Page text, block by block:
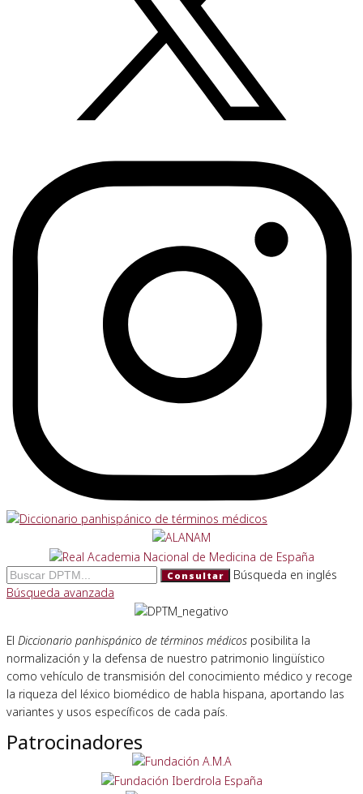
Consultar
Búsqueda en inglés
Búsqueda avanzada
El Diccionario panhispánico de términos médicos posibilita la
normalización y la defensa de nuestro patrimonio lingüístico
como vehículo de transmisión del conocimiento médico y recoge
la riqueza del léxico biomédico de habla hispana, aportando las
variantes y usos específicos de cada país.
Patrocinadores